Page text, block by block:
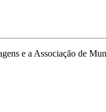
e a Associação de